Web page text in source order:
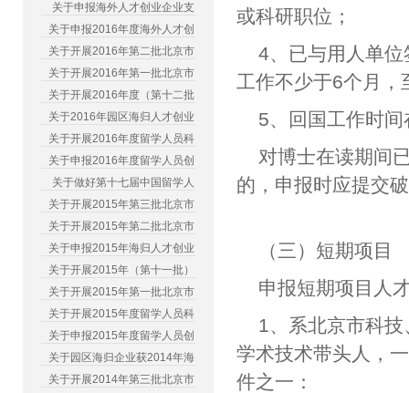
关于申报海外人才创业企业支
关于申报2016年度海外人才创
关于开展2016年第二批北京市
关于开展2016年第一批北京市
关于开展2016年度（第十二批
关于2016年园区海归人才创业
关于开展2016年度留学人员科
关于申报2016年度留学人员创
关于做好第十七届中国留学人
关于开展2015年第三批北京市
关于开展2015年第二批北京市
关于申报2015年海归人才创业
关于开展2015年（第十一批）
关于开展2015年第一批北京市
关于开展2015年度留学人员科
关于申报2015年度留学人员创
关于园区海归企业获2014年海
关于开展2014年第三批北京市
或科研职位；
4、已与用人单
工作不少于6个月，
5、回国工作时
对博士在读期间
的，申报时应提交
（三）短期项目
申报短期项目人
1、系北京市科
学术技术带头人，
件之一：